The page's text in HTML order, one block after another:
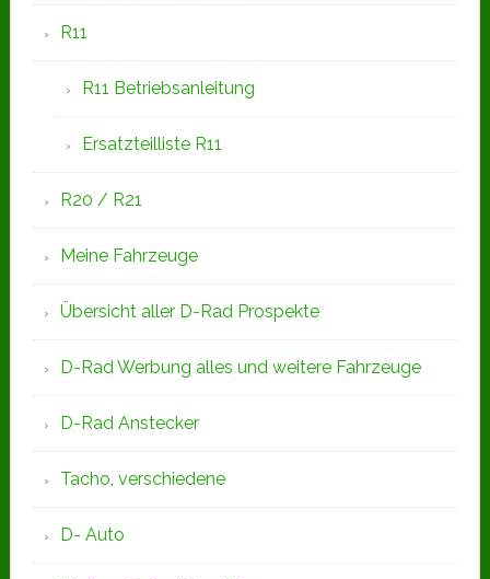
R11
R11 Betriebsanleitung
Ersatzteilliste R11
R20 / R21
Meine Fahrzeuge
Übersicht aller D-Rad Prospekte
D-Rad Werbung alles und weitere Fahrzeuge
D-Rad Anstecker
Tacho, verschiedene
D- Auto